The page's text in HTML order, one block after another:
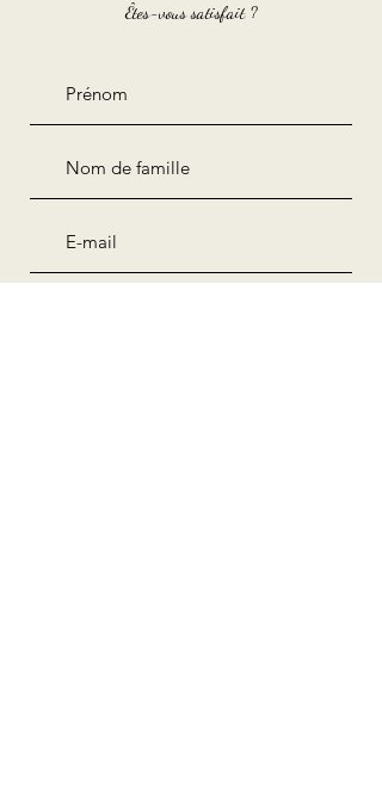
Êtes-vous satisfait ?